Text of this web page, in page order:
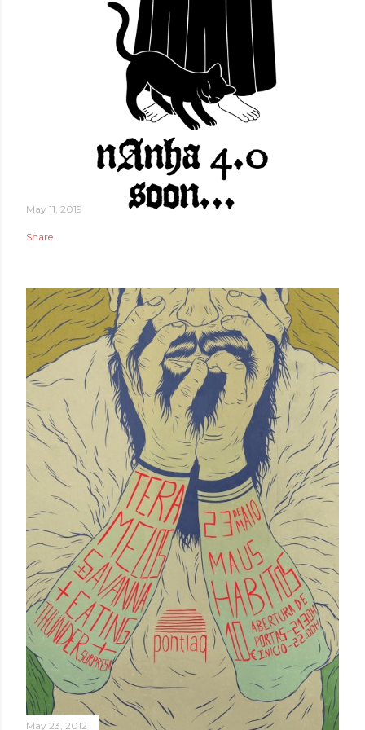
May 11, 2019
Share
May 23, 2012